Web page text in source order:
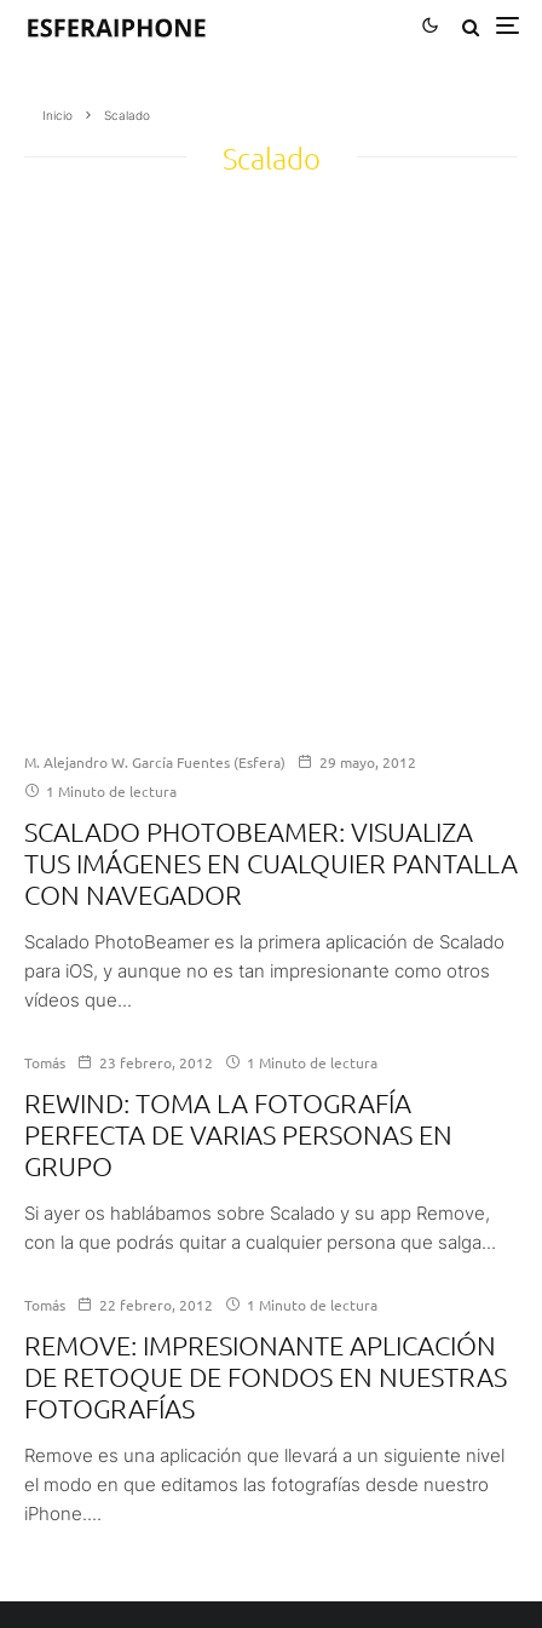
Inicio Scalado
Scalado
M. Alejandro W. García Fuentes (Esfera)
29 mayo, 2012
1 Minuto de lectura
SCALADO PHOTOBEAMER: VISUALIZA
TUS IMÁGENES EN CUALQUIER PANTALLA
CON NAVEGADOR
Scalado PhotoBeamer es la primera aplicación de Scalado
para iOS, y aunque no es tan impresionante como otros
vídeos que...
Tomás 23 febrero, 2012 1 Minuto de lectura
REWIND: TOMA LA FOTOGRAFÍA
PERFECTA DE VARIAS PERSONAS EN
GRUPO
Si ayer os hablábamos sobre Scalado y su app Remove,
con la que podrás quitar a cualquier persona que salga...
Tomás 22 febrero, 2012 1 Minuto de lectura
REMOVE: IMPRESIONANTE APLICACIÓN
DE RETOQUE DE FONDOS EN NUESTRAS
FOTOGRAFÍAS
Remove es una aplicación que llevará a un siguiente nivel
el modo en que editamos las fotografías desde nuestro
iPhone....